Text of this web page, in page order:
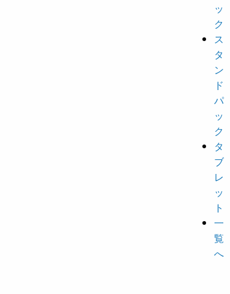
ッ
ク
ス
タ
ン
ド
パ
ッ
ク
タ
ブ
レ
ッ
ト
一
覧
へ